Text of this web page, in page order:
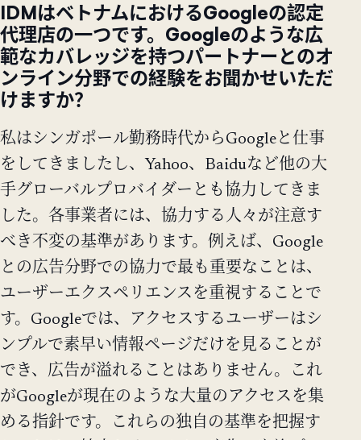
IDMはベトナムにおけるGoogleの認定
代理店の一つです。Googleのような広
範なカバレッジを持つパートナーとのオ
ンライン分野での経験をお聞かせいただ
けますか？
私はシンガポール勤務時代からGoogleと仕事
をしてきましたし、Yahoo、Baiduなど他の大
手グローバルプロバイダーとも協力してきま
した。各事業者には、協力する人々が注意す
べき不変の基準があります。例えば、Google
との広告分野での協力で最も重要なことは、
ユーザーエクスペリエンスを重視することで
す。Googleでは、アクセスするユーザーはシ
ンプルで素早い情報ページだけを見ることが
でき、広告が溢れることはありません。これ
がGoogleが現在のような大量のアクセスを集
める指針です。これらの独自の基準を把握す